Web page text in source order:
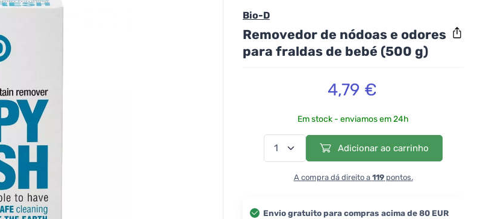
Bio-D
Removedor de nódoas e odores
para fraldas de bebé (500 g)
4,79 €
Em stock - enviamos em 24h
Adicionar ao carrinho
A compra dá direito a 119pontos.
Envio gratuito para compras acima de 80 EUR